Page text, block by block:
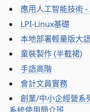
應用人工智能技術
LPI-Linux基礎
本地部署輕量版大
童裝製作 (半截裙)
手語高階
會計文員實務
創業/中小企經營系